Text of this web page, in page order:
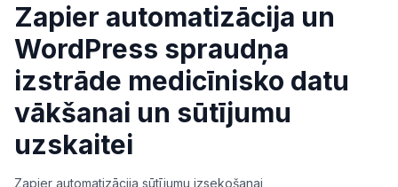
Zapier automatizācija un
WordPress spraudņa
izstrāde medicīnisko datu
vākšanai un sūtījumu
uzskaitei
Zapier automatizācija sūtījumu izsekošanai,